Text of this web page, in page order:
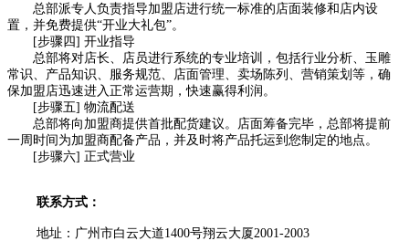
总部派专人负责指导加盟店进行统一标准的店面装修和店内设
置，并免费提供“开业大礼包”。
[步骤四] 开业指导
总部将对店长、店员进行系统的专业培训，包括行业分析、玉雕
常识、产品知识、服务规范、店面管理、卖场陈列、营销策划等，确
保加盟店迅速进入正常运营期，快速赢得利润。
[步骤五] 物流配送
总部将向加盟商提供首批配货建议。店面筹备完毕，总部将提前
一周时间为加盟商配备产品，并及时将产品托运到您制定的地点。
[步骤六] 正式营业
联系方式：
地址：广州市白云大道1400号翔云大厦2001-2003